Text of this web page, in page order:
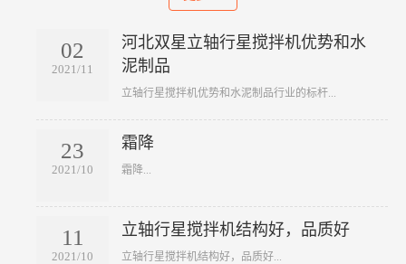
02
2021/11
河北双星立轴行星搅拌机优势和水
泥制品
​立轴行星搅拌机优势和水泥制品行业的标杆...
23
2021/10
霜降
​霜降...
11
2021/10
立轴行星搅拌机结构好，品质好
​立轴行星搅拌机结构好，品质好...